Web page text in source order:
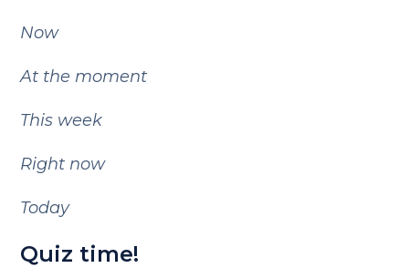
Now
At the moment
This week
Right now
Today
Quiz time!